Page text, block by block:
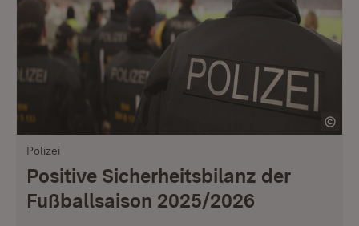
Polizei
Positive Sicherheitsbilanz der
Fußballsaison 2025/2026